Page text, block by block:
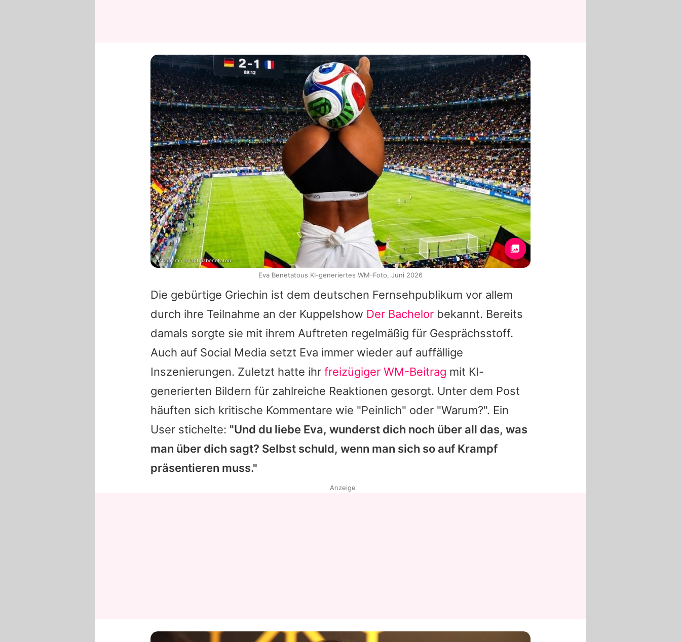
Die gebürtige Griechin ist dem deutschen Fernsehpublikum vor allem
durch ihre Teilnahme an der Kuppelshow Der Bachelor bekannt. Bereits
damals sorgte sie mit ihrem Auftreten regelmäßig für Gesprächsstoff.
Auch auf Social Media setzt Eva immer wieder auf auffällige
Inszenierungen. Zuletzt hatte ihr freizügiger WM-Beitrag mit KI-
generierten Bildern für zahlreiche Reaktionen gesorgt. Unter dem Post
häuften sich kritische Kommentare wie "Peinlich" oder "Warum?". Ein
User stichelte: "Und du liebe Eva, wunderst dich noch über all das, was
man über dich sagt? Selbst schuld, wenn man sich so auf Krampf
präsentieren muss."
Instagram / evanthiabenetatou
Eva Benetatous KI-generiertes WM-Foto, Juni 2026
Anzeige